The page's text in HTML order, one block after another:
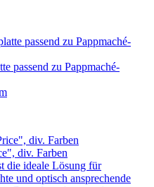
passend zu Pappmaché-
div. Farben
die ideale Lösung für
und optisch ansprechende